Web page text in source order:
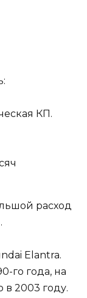
КП.
расход
Elantra.
го года, на
в 2003 году.